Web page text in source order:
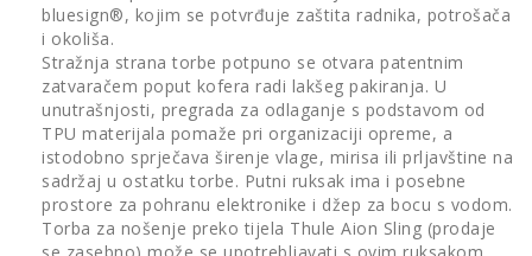
bluesign®, kojim se potvrđuje zaštita radnika, potrošača
i okoliša.
Stražnja strana torbe potpuno se otvara patentnim
zatvaračem poput kofera radi lakšeg pakiranja. U
unutrašnjosti, pregrada za odlaganje s podstavom od
TPU materijala pomaže pri organizaciji opreme, a
istodobno sprječava širenje vlage, mirisa ili prljavštine na
sadržaj u ostatku torbe. Putni ruksak ima i posebne
prostore za pohranu elektronike i džep za bocu s vodom.
Torba za nošenje preko tijela Thule Aion Sling (prodaje